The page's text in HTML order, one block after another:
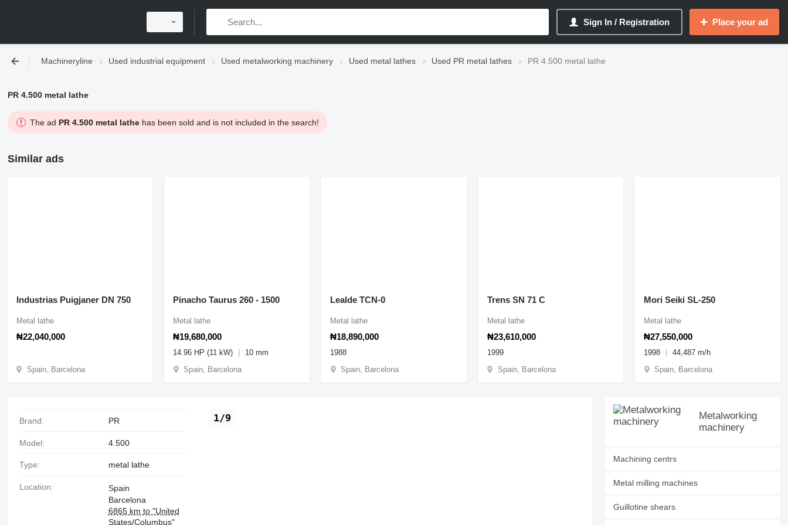
Sign In / Registration Place your ad
Machineryline Used industrial equipment Used metalworking machinery Used metal lathes Used PR metal lathes PR 4.500 metal lathe
PR 4.500 metal lathe
The ad PR 4.500 metal lathehas been sold and is not included in the search!
Similar ads
Industrias Puigjaner DN 750
₦22,040,000
Metal lathe
Spain, Barcelona
Pinacho Taurus 260 - 1500
₦19,680,000
Metal lathe
14.96 HP (11 kW)
10 mm
Spain, Barcelona
Lealde TCN-0
₦18,890,000
Metal lathe
1988
Spain, Barcelona
Trens SN 71 C
₦23,610,000
Metal lathe
1999
Spain, Barcelona
Mori Seiki SL-250
₦27,550,000
Metal lathe
1998
44,487 m/h
Spain, Barcelona
1/9
Brand: PR
Model: 4.500
Type: metal lathe
Location:
Spain
Barcelona
6865 km to "United
States/Columbus"
Metalworking
machinery
Machining centrs
Metal milling machines
Guillotine shears